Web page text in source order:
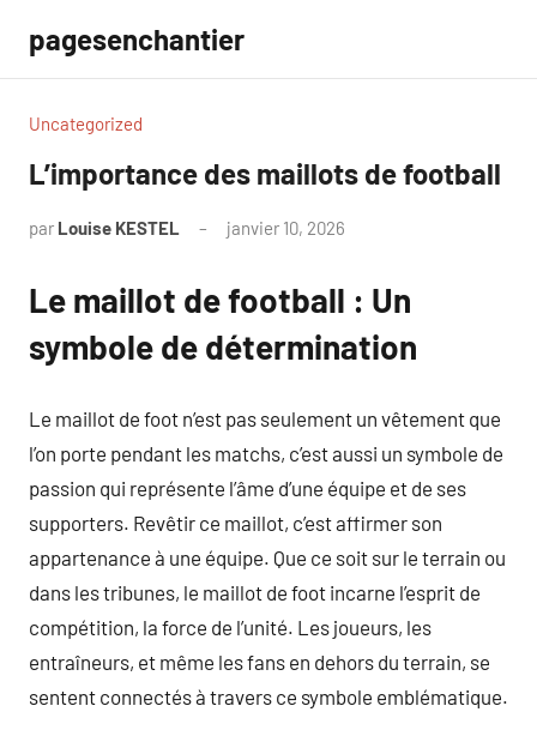
contenu
pagesenchantier
Uncategorized
L’importance des maillots de football
par Louise KESTEL janvier 10, 2026
Le maillot de football : Un
symbole de détermination
Le maillot de foot n’est pas seulement un vêtement que
l’on porte pendant les matchs, c’est aussi un symbole de
passion qui représente l’âme d’une équipe et de ses
supporters. Revêtir ce maillot, c’est affirmer son
appartenance à une équipe. Que ce soit sur le terrain ou
dans les tribunes, le maillot de foot incarne l’esprit de
compétition, la force de l’unité. Les joueurs, les
entraîneurs, et même les fans en dehors du terrain, se
sentent connectés à travers ce symbole emblématique.